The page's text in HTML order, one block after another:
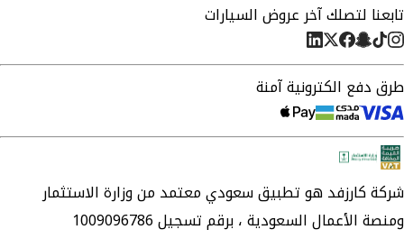
تابعنا لتصلك آخر عروض السيارات
طرق دفع الكترونية آمنة
شركةكارزفدهو تطبيق سعودي معتمد من وزارة الاستثمار
ومنصة الأعمال السعودية ،برقم تسجيل 1009096786